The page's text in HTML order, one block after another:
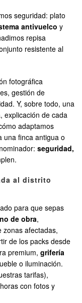
seguridad: plato
antivuelco y
repisa
resistente al
fotográfica
gestión de
Y, sobre todo, una
explicación de cada
adaptamos
una finca antigua o
seguridad,
al distrito
para que sepas
de obra,
zonas afectadas,
de los packs desde
premium, grifería
o iluminación.
tarifas),
con fotos y